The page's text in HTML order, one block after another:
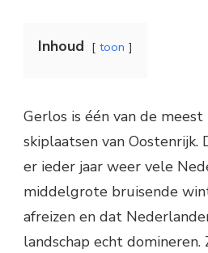
Inhoud toon
Gerlos is één van de
skiplaatsen van
er ieder jaar weer vele
middelgrote bruisende
afreizen en dat
landschap echt domineren.